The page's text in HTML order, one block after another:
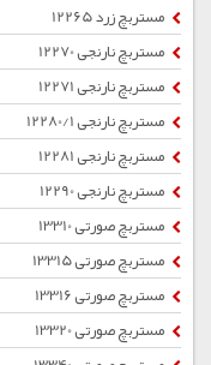
مستربچ زرد 12265
مستربچ نارنجی 12270
مستربچ نارنجی 12271
مستربچ نارنجی 12280/1
مستربچ نارنجی 12281
مستربچ نارنجی 12290
مستربچ صورتی 13310
مستربچ صورتی 13315
مستربچ صورتی 13316
مستربچ صورتی 13320